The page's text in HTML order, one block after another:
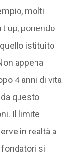
molti
up, ponendo
istituito
appena
4 anni di vita
questo
Il limite
in realtà a
fondatori si